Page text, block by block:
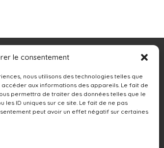
le consentement
nous utilisons des technologies telles que
aux informations des appareils. Le fait de
permettra de traiter des données telles que le
les ID uniques sur ce site. Le fait de ne pas
peut avoir un effet négatif sur certaines
Contacts
13250 rue Sherbrooke Est,
Montréal, QC H1A 4X9
514-642-0111